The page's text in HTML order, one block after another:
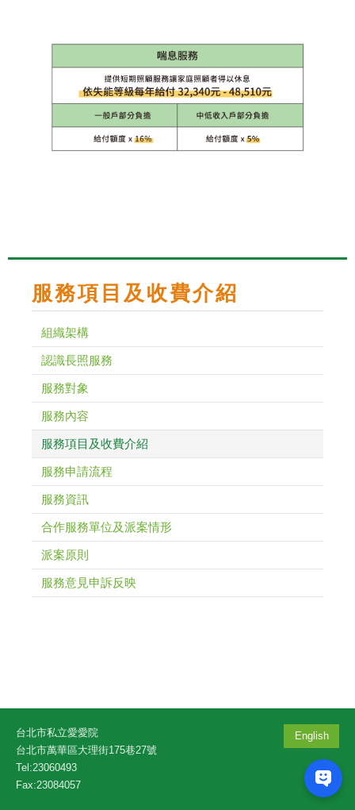
服務項目及收費介紹
組織架構
認識長照服務
服務對象
服務內容
服務項目及收費介紹
服務申請流程
服務資訊
合作服務單位及派案情形
派案原則
服務意見申訴反映
台北市私立愛愛院
台北市萬華區大理街175巷27號
Tel:23060493
Fax:23084057
English